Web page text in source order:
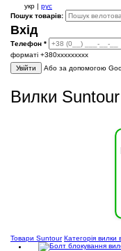
укр | рус
Пошук товарів:
Вхід
Телефон *
форматі +380ххххххххх
Увійти
Або за допомогою
Вилки Suntour
Товари Suntour Категорія вилки